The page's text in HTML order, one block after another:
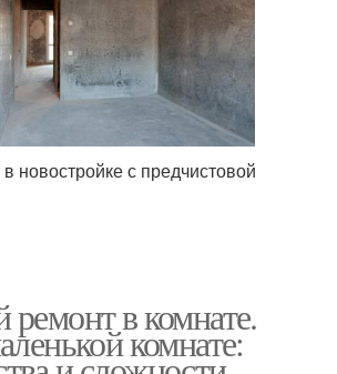
новостройке с предчистовой
в комнате.
комнате: